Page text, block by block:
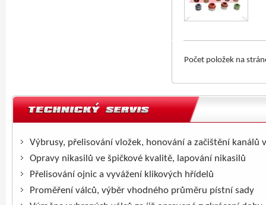
Počet položek na
Výbrusy, přelisování vložek, honování a začištění kanálů
Opravy nikasilů ve špičkové kvalitě, lapování nikasilů
Přelisování ojnic a vyvážení klikových hřídelů
Proměření válců, výběr vhodného průměru pístní sady